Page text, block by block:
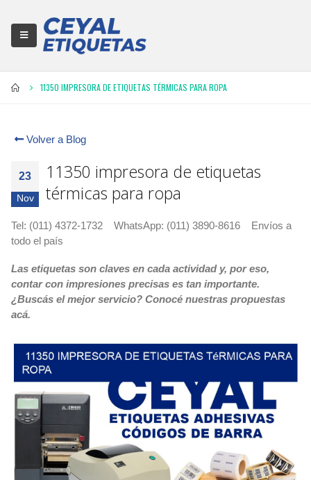
11350 IMPRESORA DE ETIQUETAS TÉRMICAS PARA ROPA
Volver a Blog
23
Nov
11350 impresora de etiquetas
térmicas para ropa
Tel: (011) 4372-1732 WhatsApp: (011) 3890-8616 Envíos a
todo el país
Las etiquetas son claves en cada actividad y, por eso,
contar con impresiones precisas es tan importante.
¿Buscás el mejor servicio? Conocé nuestras propuestas
acá.